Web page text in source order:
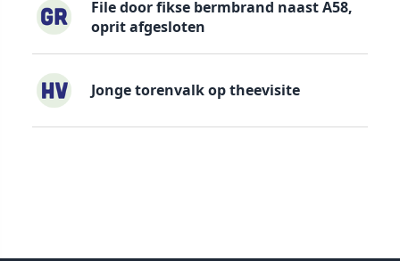
File door fikse bermbrand naast A58,
oprit afgesloten
Jonge torenvalk op theevisite